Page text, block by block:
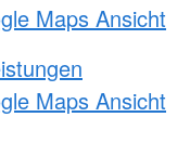
Maps Ansicht
Maps Ansicht